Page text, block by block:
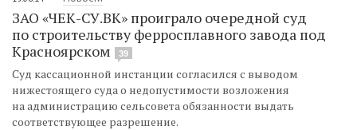
ЗАО «ЧЕК-СУ.ВК» проиграло очередной суд
по строительству ферросплавного завода под
Красноярском
39
Суд кассационной инстанции согласился с выводом
нижестоящего суда о недопустимости возложения
на администрацию сельсовета обязанности выдать
соответствующее разрешение.